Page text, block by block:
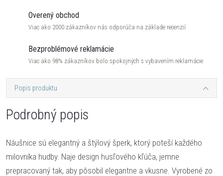
Overený obchod
Viac ako 2000 zákazníkov nás odporúča na základe recenzií
Bezproblémové reklamácie
Viac ako 98% zákazníkov bolo spokojných s vybavením reklamácie
Popis produktu
Podrobný popis
Náušnice sú elegantný a štýlový šperk, ktorý poteší každého
milovníka hudby. Naje design husľového kľúča, jemne
prepracovaný tak, aby pôsobil elegantne a vkusne. Vyrobené zo